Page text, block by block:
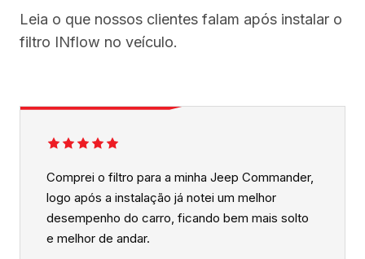
Leia o que nossos clientes falam após instalar o
filtro INflow no veículo.
Comprei o filtro para a minha Jeep Commander,
logo após a instalação já notei um melhor
desempenho do carro, ficando bem mais solto
e melhor de andar.